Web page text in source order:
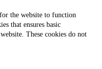
the website to function
that ensures basic
These cookies do not